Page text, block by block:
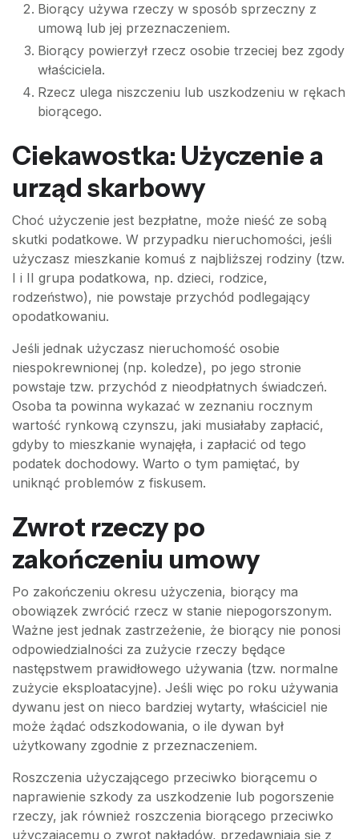
Biorący używa rzeczy w sposób sprzeczny z
umową lub jej przeznaczeniem.
Biorący powierzył rzecz osobie trzeciej bez zgody
właściciela.
Rzecz ulega niszczeniu lub uszkodzeniu w rękach
biorącego.
Ciekawostka: Użyczenie a
urząd skarbowy
Choć użyczenie jest bezpłatne, może nieść ze sobą
skutki podatkowe. W przypadku nieruchomości, jeśli
użyczasz mieszkanie komuś z najbliższej rodziny (tzw.
I i II grupa podatkowa, np. dzieci, rodzice,
rodzeństwo), nie powstaje przychód podlegający
opodatkowaniu.
Jeśli jednak użyczasz nieruchomość osobie
niespokrewnionej (np. koledze), po jego stronie
powstaje tzw. przychód z nieodpłatnych świadczeń.
Osoba ta powinna wykazać w zeznaniu rocznym
wartość rynkową czynszu, jaki musiałaby zapłacić,
gdyby to mieszkanie wynajęła, i zapłacić od tego
podatek dochodowy. Warto o tym pamiętać, by
uniknąć problemów z fiskusem.
Zwrot rzeczy po
zakończeniu umowy
Po zakończeniu okresu użyczenia, biorący ma
obowiązek zwrócić rzecz w stanie niepogorszonym.
Ważne jest jednak zastrzeżenie, że biorący nie ponosi
odpowiedzialności za zużycie rzeczy będące
następstwem prawidłowego używania (tzw. normalne
zużycie eksploatacyjne). Jeśli więc po roku używania
dywanu jest on nieco bardziej wytarty, właściciel nie
może żądać odszkodowania, o ile dywan był
użytkowany zgodnie z przeznaczeniem.
Roszczenia użyczającego przeciwko biorącemu o
naprawienie szkody za uszkodzenie lub pogorszenie
rzeczy, jak również roszczenia biorącego przeciwko
użyczającemu o zwrot nakładów, przedawniają się z